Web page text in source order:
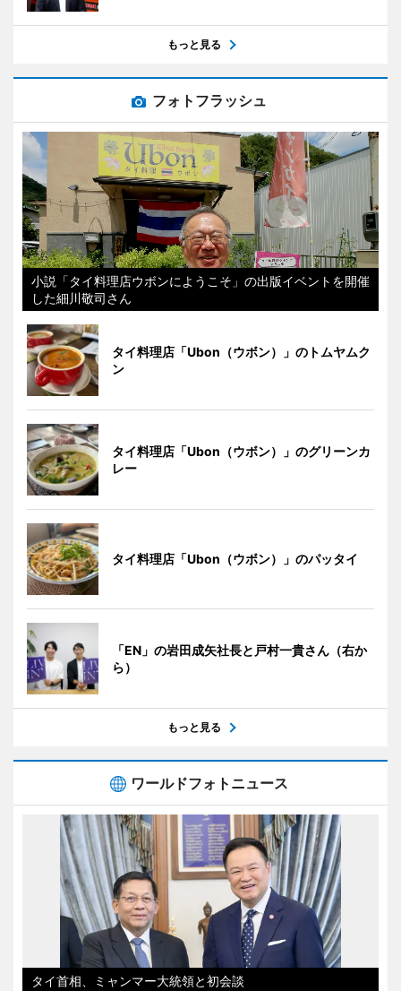
もっと見る
フォトフラッシュ
小説「タイ料理店ウボンにようこそ」の出版イベントを開催
した細川敬司さん
タイ料理店「Ubon（ウボン）」のトムヤムク
ン
タイ料理店「Ubon（ウボン）」のグリーンカ
レー
タイ料理店「Ubon（ウボン）」のパッタイ
「EN」の岩田成矢社長と戸村一貴さん（右か
ら）
もっと見る
ワールドフォトニュース
タイ首相、ミャンマー大統領と初会談